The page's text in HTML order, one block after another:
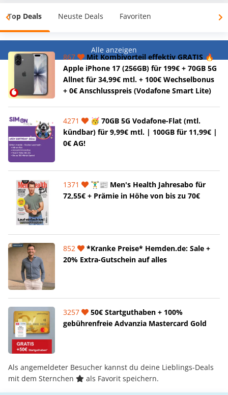
Top Deals Neuste Deals Favoriten
Alle anzeigen
867
Mit Kombivorteil effektiv GRATIS 🔥
Apple iPhone 17 (256GB) für 199€ + 70GB 5G
Allnet für 34,99€ mtl. + 100€ Wechselbonus
+ 0€ Anschlusspreis (Vodafone Smart Lite)
4271
🥳 70GB 5G Vodafone-Flat (mtl.
kündbar) für 9,99€ mtl. | 100GB für 11,99€ |
0€ AG!
1371
🏋️‍♂️📰 Men's Health Jahresabo für
72,55€ + Prämie in Höhe von bis zu 70€
852
*Kranke Preise* Hemden.de: Sale +
20% Extra-Gutschein auf alles
3257
50€ Startguthaben + 100%
gebührenfreie Advanzia Mastercard Gold
Als angemeldeter Besucher kannst du deine Lieblings-Deals
mit dem Sternchen
als Favorit speichern.